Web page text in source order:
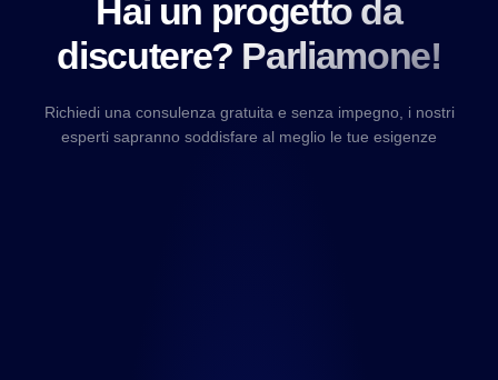
Hai un progetto da
discutere? Parliamone!
Richiedi una consulenza gratuita e senza impegno, i nostri
esperti sapranno soddisfare al meglio le tue esigenze